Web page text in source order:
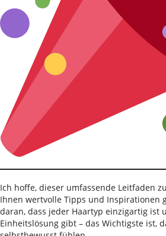
Ich hoffe, dieser umfassende Leitfaden
Ihnen wertvolle Tipps und Inspirationen
daran, dass jeder Haartyp einzigartig ist
Einheitslösung gibt – das Wichtigste ist,